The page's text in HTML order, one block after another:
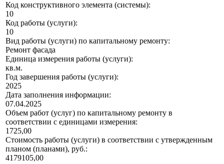
Код конструктивного элемента (системы):
10
Код работы (услуги):
10
Вид работы (услуги) по капитальному ремонту:
Ремонт фасада
Единица измерения работы (услуги):
кв.м.
Год завершения работы (услуги):
2025
Дата заполнения информации:
07.04.2025
Объем работ (услуг) по капитальному ремонту в
соответствии с единицами измерения:
1725,00
Стоимость работы (услуги) в соответствии с утвержденным
планом (планами), руб.:
4179105,00